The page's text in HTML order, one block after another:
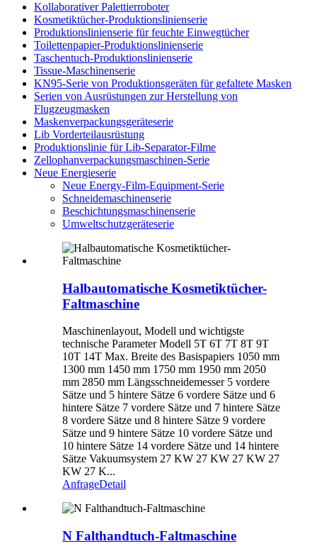
Kollaborativer Palettierroboter
Kosmetiktücher-Produktionslinienserie
Produktionslinienserie für feuchte Einwegtücher
Toilettenpapier-Produktionslinienserie
Taschentuch-Produktionslinienserie
Tissue-Maschinenserie
KN95-Serie von Produktionsgeräten für gefaltete Masken
Serien von Ausrüstungen zur Herstellung von
Flugzeugmasken
Maskenverpackungsgeräteserie
Lib Vorderteilausrüstung
Produktionslinie für Lib-Separator-Filme
Zellophanverpackungsmaschinen-Serie
Neue Energieserie
Neue Energy-Film-Equipment-Serie
Schneidemaschinenserie
Beschichtungsmaschinenserie
Umweltschutzgeräteserie
Halbautomatische Kosmetiktücher-
Faltmaschine
Maschinenlayout, Modell und wichtigste
technische Parameter Modell 5T 6T 7T 8T 9T
10T 14T Max. Breite des Basispapiers 1050 mm
1300 mm 1450 mm 1750 mm 1950 mm 2050
mm 2850 mm Längsschneidemesser 5 vordere
Sätze und 5 hintere Sätze 6 vordere Sätze und 6
hintere Sätze 7 vordere Sätze und 7 hintere Sätze
8 vordere Sätze und 8 hintere Sätze 9 vordere
Sätze und 9 hintere Sätze 10 vordere Sätze und
10 hintere Sätze 14 vordere Sätze und 14 hintere
Sätze Vakuumsystem 27 KW 27 KW 27 KW 27
KW 27 K...
AnfrageDetail
N Falthandtuch-Faltmaschine